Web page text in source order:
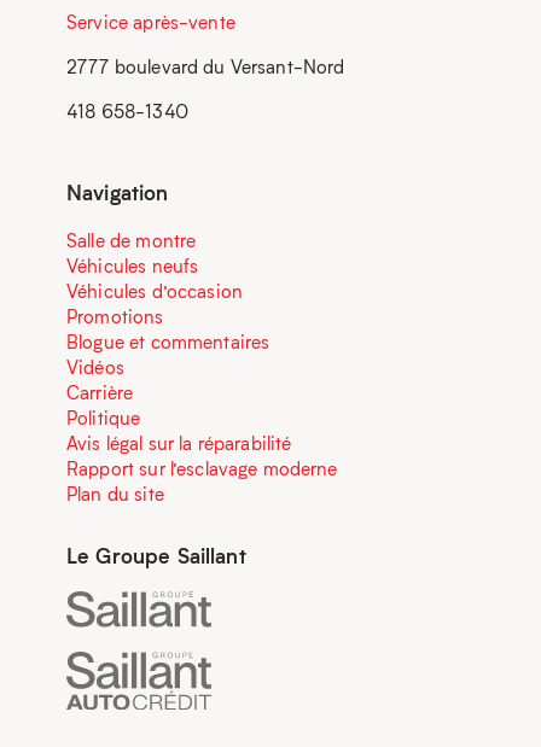
Service après-vente
2777 boulevard du Versant-Nord
418 658-1340
Navigation
Salle de montre
Véhicules neufs
Véhicules d’occasion
Promotions
Blogue et commentaires
Vidéos
Carrière
Politique
Avis légal sur la réparabilité
Rapport sur l’esclavage moderne
Plan du site
Le Groupe Saillant